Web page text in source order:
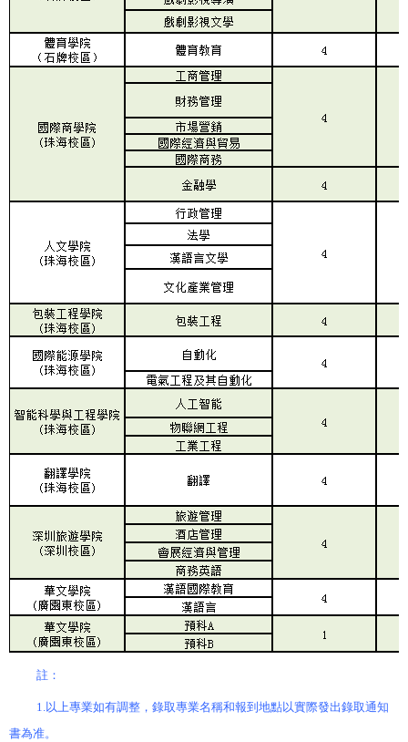
註：
1.以上專業如有調整，錄取專業名稱和報到地點以實際發出錄取通知
書為准。